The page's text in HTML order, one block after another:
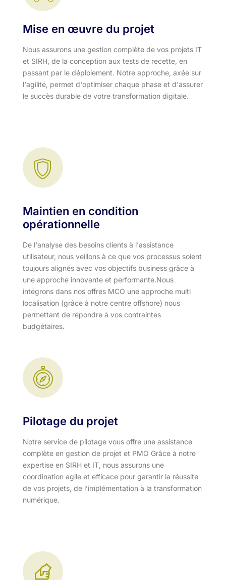
Mise en œuvre du projet
Nous assurons une gestion complète de vos projets IT
et SIRH, de la conception aux tests de recette, en
passant par le déploiement. Notre approche, axée sur
l'agilité, permet d'optimiser chaque phase et d'assurer
le succès durable de votre transformation digitale.
Maintien en condition
opérationnelle
De l'analyse des besoins clients à l'assistance
utilisateur, nous veillons à ce que vos processus soient
toujours alignés avec vos objectifs business grâce à
une approche innovante et performante.​ Nous
intégrons dans nos offres MCO une approche multi
localisation (grâce à notre centre offshore) nous
permettant de répondre à vos contraintes
budgétaires.
Pilotage du projet
Notre service de pilotage vous offre une assistance
complète en gestion de projet et PMO Grâce à notre
expertise en SIRH et IT, nous assurons une
coordination agile et efficace pour garantir la réussite
de vos projets, de l’implémentation à la transformation
numérique.